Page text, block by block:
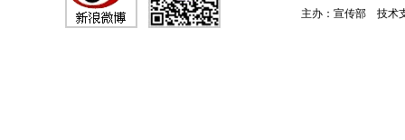
主办：宣传部 技术